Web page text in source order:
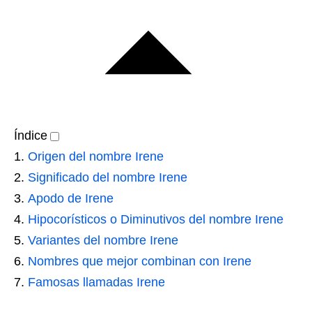
Índice
Origen del nombre Irene
Significado del nombre Irene
Apodo de Irene
Hipocorísticos o Diminutivos del nombre Irene
Variantes del nombre Irene
Nombres que mejor combinan con Irene
Famosas llamadas Irene